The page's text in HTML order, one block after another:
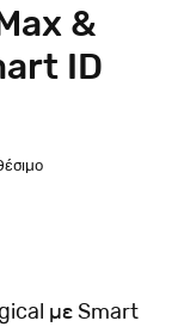
&
ID
με Smart